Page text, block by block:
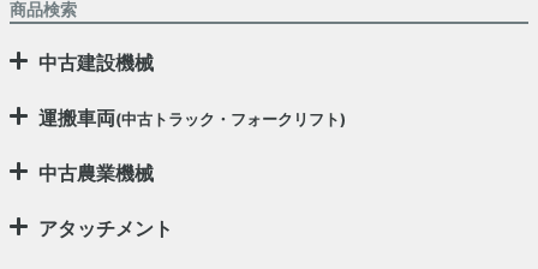
商品検索
中古建設機械
運搬車両(中古トラック・フォークリフト)
中古農業機械
アタッチメント